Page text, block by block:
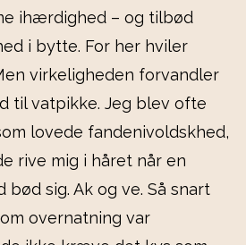
ihærdighed – og tilbød
i bytte. For her hviler
virkeligheden forvandler
til vatpikke. Jeg blev ofte
lovede fandenivoldskhed,
rive mig i håret når en
bød sig. Ak og ve. Så snart
overnatning var